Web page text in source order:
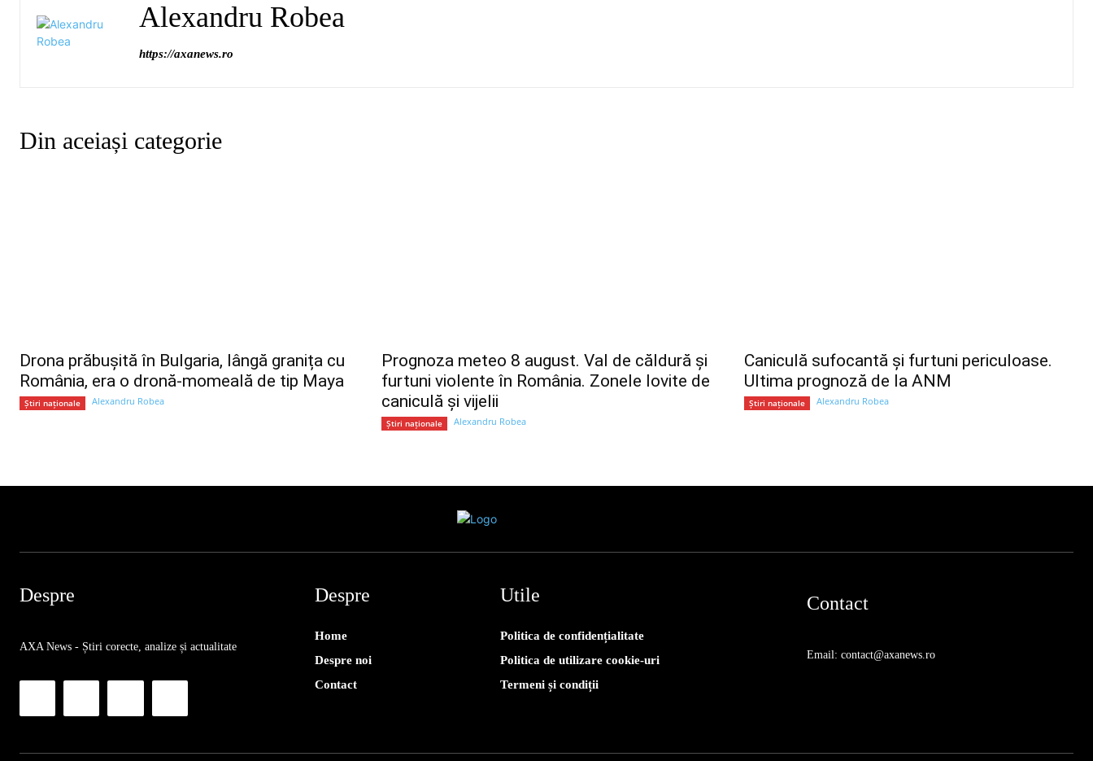
Alexandru Robea
https://axanews.ro
Din aceiași categorie
Drona prăbușită în Bulgaria, lângă granița cu
România, era o dronă-momeală de tip Maya
Știri naționale Alexandru Robea
Prognoza meteo 8 august. Val de căldură și
furtuni violente în România. Zonele lovite de
caniculă și vijelii
Știri naționale Alexandru Robea
Caniculă sufocantă și furtuni periculoase.
Ultima prognoză de la ANM
Știri naționale Alexandru Robea
Despre
AXA News - Știri corecte, analize și actualitate
Despre
Home
Despre noi
Contact
Utile
Politica de confidențialitate
Politica de utilizare cookie-uri
Termeni și condiții
Contact
Email: contact@axanews.ro